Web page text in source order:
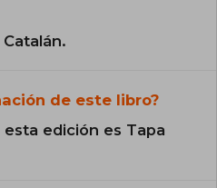
de este libro?
edición es Tapa